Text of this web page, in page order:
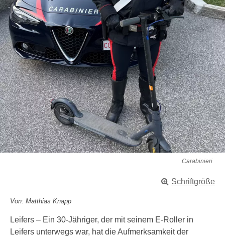
Carabinieri
Schriftgröße
Von: Matthias Knapp
Leifers – Ein 30-Jähriger, der mit seinem E-Roller in
Leifers unterwegs war, hat die Aufmerksamkeit der